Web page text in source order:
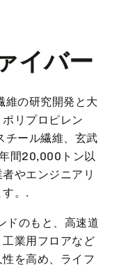
イバー
維の研究開発と大
リプロピレン
チール繊維、玄武
間20,000トン以
やエンジニアリ
。.
のもと、高速道
業用フロアなど
を高め、ライフ